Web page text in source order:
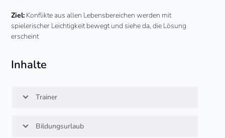
Ziel: Konflikte aus allen Lebensbereichen werden mit
spielerischer Leichtigkeit bewegt und siehe da, die Lösung
erscheint
Inhalte
Trainer
Bildungsurlaub